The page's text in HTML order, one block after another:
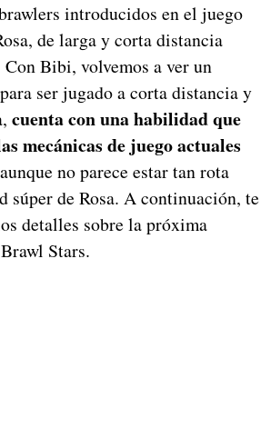
introducidos en el juego
de larga y corta distancia
Bibi, volvemos a ver un
ser jugado a corta distancia y
cuenta con una habilidad que
mecánicas de juego actuales
no parece estar tan rota
súper de Rosa. A continuación, te
detalles sobre la próxima
Stars.